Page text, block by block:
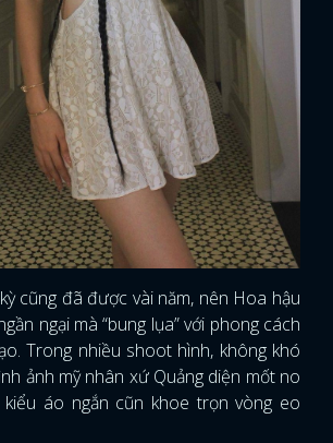
cũng đã được vài năm, nên Hoa hậu
ngại mà “bung lụa” với phong cách
Trong nhiều shoot hình, không khó
ảnh mỹ nhân xứ Quảng diện mốt no
kiểu áo ngắn cũn khoe trọn vòng eo